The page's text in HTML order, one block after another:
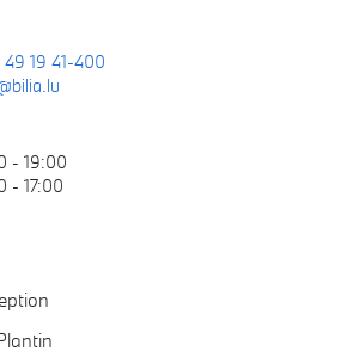
19 41-400
- 19:00
- 17:00